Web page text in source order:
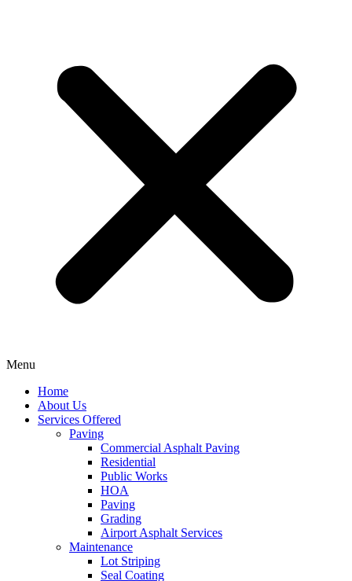
Menu
Home
About Us
Services Offered
Paving
Commercial Asphalt Paving
Residential
Public Works
HOA
Paving
Grading
Airport Asphalt Services
Maintenance
Lot Striping
Seal Coating